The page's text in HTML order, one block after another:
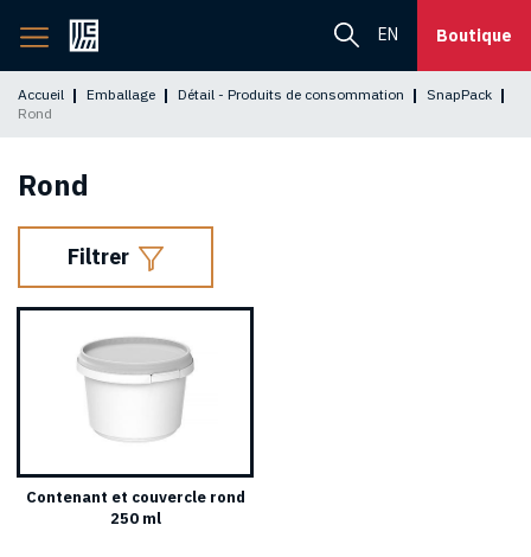
Retourner
à
EN Boutique
Accueil Emballage Détail - Produits de consommation
SnapPack
Rond
Rond
Filtrer
Contenant et couvercle rond
250 ml